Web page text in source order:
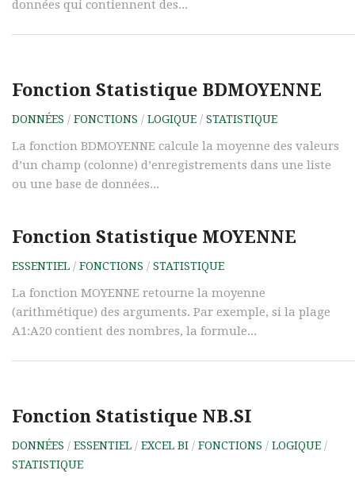
données qui contiennent des...
Fonction Statistique BDMOYENNE
DONNÉES / FONCTIONS / LOGIQUE / STATISTIQUE
La fonction BDMOYENNE calcule la moyenne des valeurs
d’un champ (colonne) d’enregistrements dans une liste
ou une base de données...
Fonction Statistique MOYENNE
ESSENTIEL / FONCTIONS / STATISTIQUE
La fonction MOYENNE retourne la moyenne
(arithmétique) des arguments. Par exemple, si la plage
A1:A20 contient des nombres, la formule...
Fonction Statistique NB.SI
DONNÉES / ESSENTIEL / EXCEL BI / FONCTIONS / LOGIQUE /
STATISTIQUE